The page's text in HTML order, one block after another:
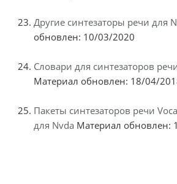
Другие синтезаторы речи для
обновлен: 10/03/2020
Словари для синтезаторов
Материал обновлен: 18/04/
Пакеты синтезаторов речи
для Nvda Материал обновлен: